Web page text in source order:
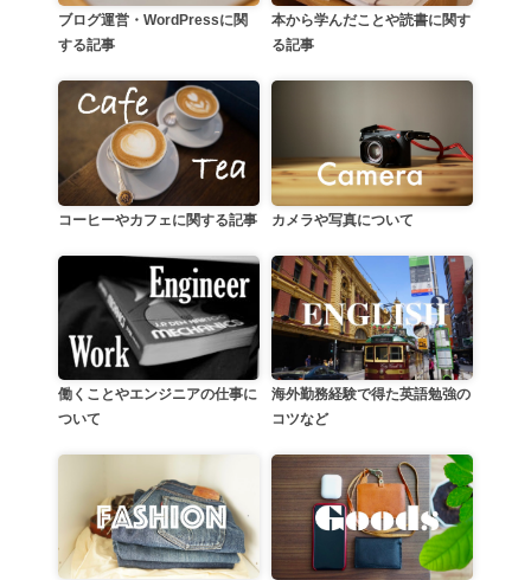
ブログ運営・WordPressに関
する記事
本から学んだことや読書に関す
る記事
コーヒーやカフェに関する記事 カメラや写真について
働くことやエンジニアの仕事に
ついて
海外勤務経験で得た英語勉強の
コツなど